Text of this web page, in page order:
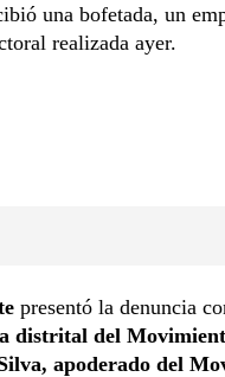
una bofetada, un
realizada ayer.
presentó la denuncia
distrital del
apoderado del